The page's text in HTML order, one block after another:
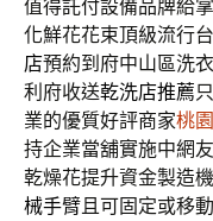
值得託付設備品牌給
化鮮花花束頂級流行
店預約到府中山區洗
利府收送乾洗店推薦
業的優質好評商家桃
持企業當舖實施中網
乾燥花提升資金製造
械手臂且可固定或移